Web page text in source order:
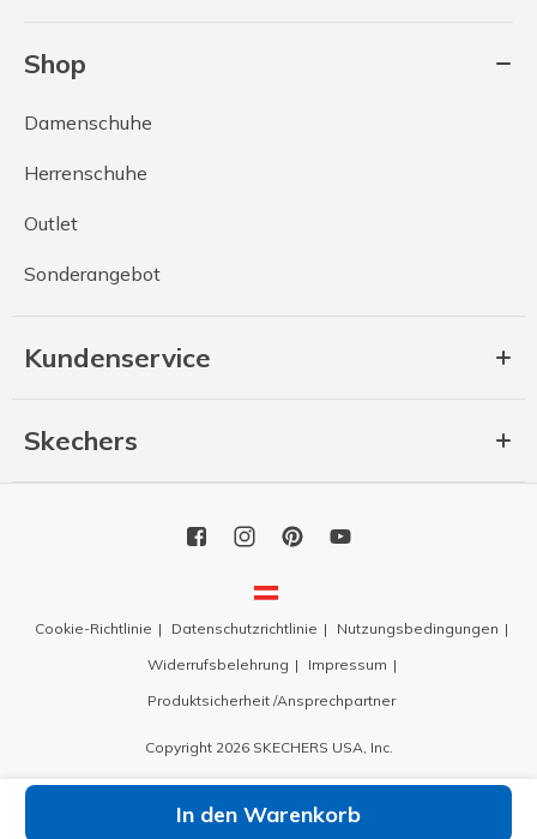
In den Warenkorb
Shop
Damenschuhe
Herrenschuhe
Outlet
Sonderangebot
Kundenservice
Skechers
Cookie-Richtlinie Datenschutzrichtlinie
Nutzungsbedingungen
Widerrufsbelehrung
Impressum
Produktsicherheit /Ansprechpartner
Copyright 2026 SKECHERS USA, Inc.